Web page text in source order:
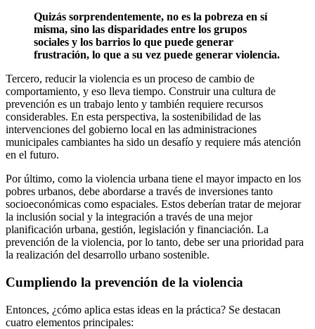
Quizás sorprendentemente, no es la pobreza en sí
misma, sino las disparidades entre los grupos
sociales y los barrios lo que puede generar
frustración, lo que a su vez puede generar violencia.
Tercero, reducir la violencia es un proceso de cambio de
comportamiento, y eso lleva tiempo. Construir una cultura de
prevención es un trabajo lento y también requiere recursos
considerables. En esta perspectiva, la sostenibilidad de las
intervenciones del gobierno local en las administraciones
municipales cambiantes ha sido un desafío y requiere más atención
en el futuro.
Por último, como la violencia urbana tiene el mayor impacto en los
pobres urbanos, debe abordarse a través de inversiones tanto
socioeconómicas como espaciales. Estos deberían tratar de mejorar
la inclusión social y la integración a través de una mejor
planificación urbana, gestión, legislación y financiación. La
prevención de la violencia, por lo tanto, debe ser una prioridad para
la realización del desarrollo urbano sostenible.
Cumpliendo la prevención de la violencia
Entonces, ¿cómo aplica estas ideas en la práctica? Se destacan
cuatro elementos principales: